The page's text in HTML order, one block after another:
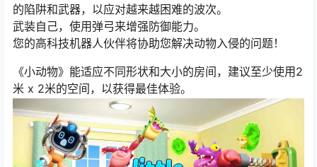
的陷阱和武器，以应对越来越困难的波次。
武装自己，使用弹弓来增强防御能力。
您的高科技机器人伙伴将协助您解决动物入侵的问题！
《小动物》能适应不同形状和大小的房间，建议至少使用2
米 x 2米的空间，以获得最佳体验。